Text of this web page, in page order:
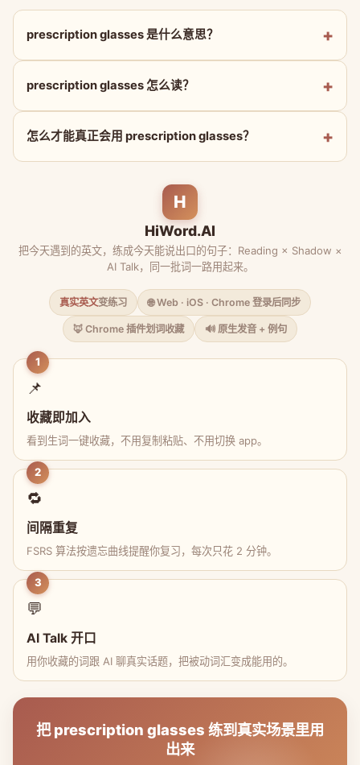
prescription glasses 是什么意思？
prescription glasses 怎么读？
怎么才能真正会用 prescription glasses？
H
HiWord.AI
把今天遇到的英文，练成今天能说出口的句子：Reading × Shadow ×
AI Talk，同一批词一路用起来。
真实英文变练习 🌐 Web · iOS · Chrome 登录后同步
🦊 Chrome 插件划词收藏 🔊 原生发音 + 例句
1
📌
收藏即加入
看到生词一键收藏，不用复制粘贴、不用切换 app。
2
🔁
间隔重复
FSRS 算法按遗忘曲线提醒你复习，每次只花 2 分钟。
3
💬
AI Talk 开口
用你收藏的词跟 AI 聊真实话题，把被动词汇变成能用的。
把 prescription glasses 练到真实场景里用
出来